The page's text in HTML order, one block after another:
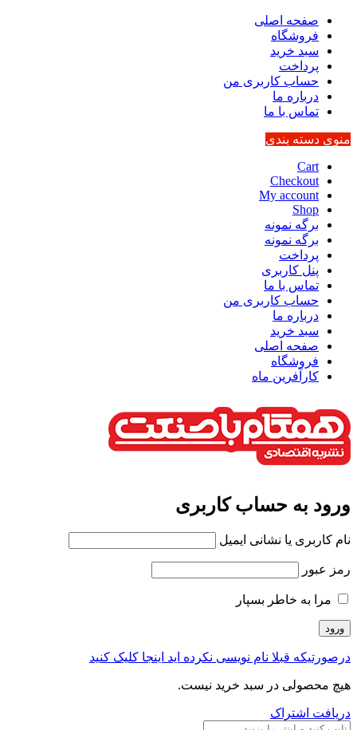
صفحه اصلی
فروشگاه
سبد خرید
پرداخت
حساب کاربری من
درباره ما
تماس با ما
منوی دسته بندی
Cart
Checkout
My account
Shop
برگه نمونه
برگه نمونه
پرداخت
پنل کاربری
تماس با ما
حساب کاربری من
درباره ما
سبد خرید
صفحه اصلی
فروشگاه
کارآفرین ماه
ورود به حساب کاربری
نام کاربری یا نشانی ایمیل
رمز عبور
مرا به خاطر بسپار
درصورتیکه قبلا نام نویسی نکرده اید اینجا کلیک کنید
هیچ محصولی در سبد خرید نیست.
دریافت اشتراک